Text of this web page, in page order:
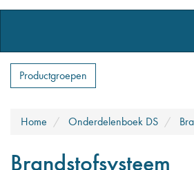
Productgroepen
Home Onderdelenboek DS
Brandstofsysteem